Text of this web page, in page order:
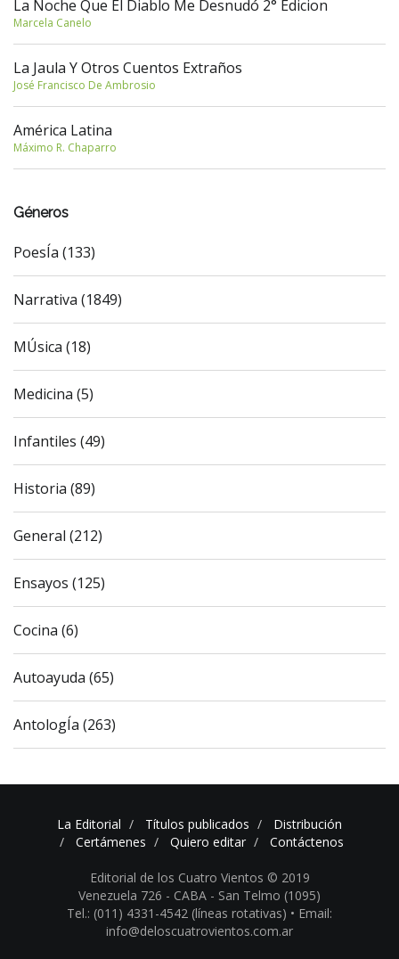
La Noche Que El Diablo Me Desnudó 2° Edicion
Marcela Canelo
La Jaula Y Otros Cuentos Extraños
José Francisco De Ambrosio
América Latina
Máximo R. Chaparro
Géneros
PoesÍa (133)
Narrativa (1849)
MÚsica (18)
Medicina (5)
Infantiles (49)
Historia (89)
General (212)
Ensayos (125)
Cocina (6)
Autoayuda (65)
AntologÍa (263)
La Editorial Títulos publicados
Distribución
Certámenes
Quiero editar Contáctenos
Editorial de los Cuatro Vientos © 2019
Venezuela 726 - CABA - San Telmo (1095)
Tel.: (011) 4331-4542 (líneas rotativas) • Email:
info@deloscuatrovientos.com.ar